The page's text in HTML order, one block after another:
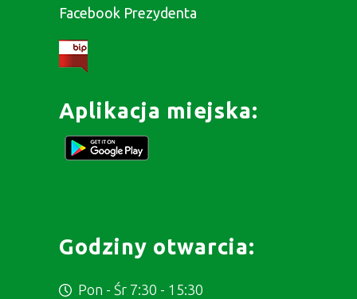
Facebook Prezydenta
Aplikacja miejska:
Godziny otwarcia:
Pon - Śr 7:30 - 15:30